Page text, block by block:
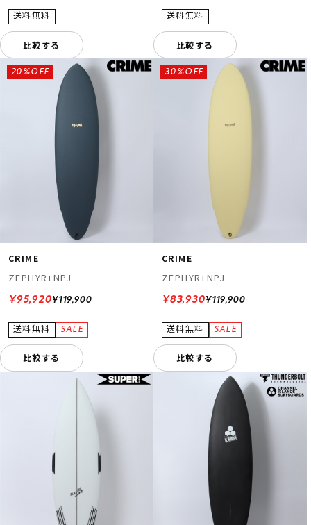
比較する 比較する
CRIME
ZEPHYR+NPJ
¥119,900
20%OFF
¥95,920
比較する
CRIME
ZEPHYR+NPJ
¥119,900
30%OFF
¥83,930
比較する